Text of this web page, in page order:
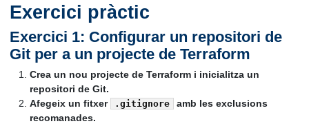
Exercici pràctic
Exercici 1: Configurar un repositori de
Git per a un projecte de Terraform
Crea un nou projecte de Terraform i inicialitza un
repositori de Git.
Afegeix un fitxer
.gitignore
amb les exclusions
recomanades.